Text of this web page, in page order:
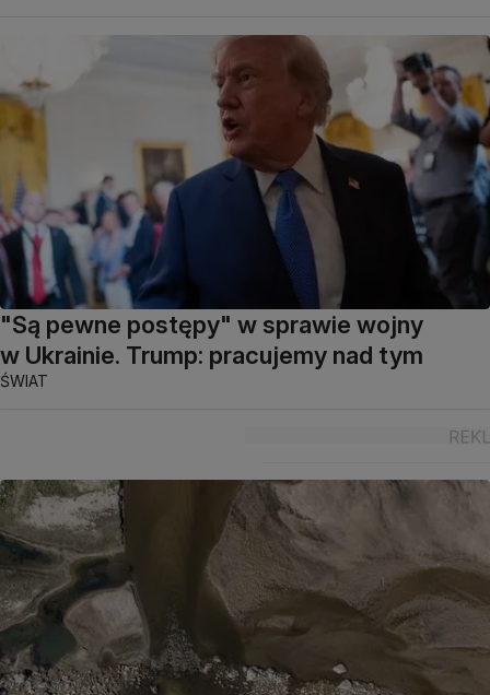
"Są pewne postępy" w sprawie wojny
w Ukrainie. Trump: pracujemy nad tym
ŚWIAT